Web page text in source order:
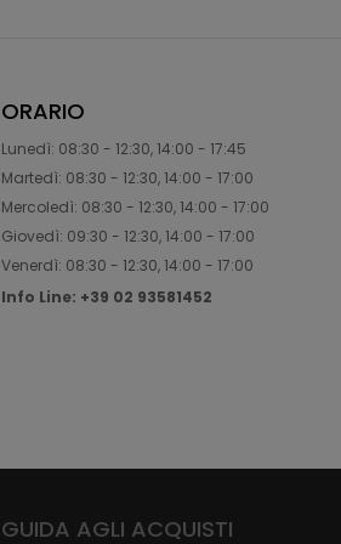
ORARIO
Lunedì: 08:30 - 12:30, 14:00 - 17:45
Martedì: 08:30 - 12:30, 14:00 - 17:00
Mercoledì: 08:30 - 12:30, 14:00 - 17:00
Giovedì: 09:30 - 12:30, 14:00 - 17:00
Venerdì: 08:30 - 12:30, 14:00 - 17:00
Info Line: +39 02 93581452
GUIDA AGLI ACQUISTI